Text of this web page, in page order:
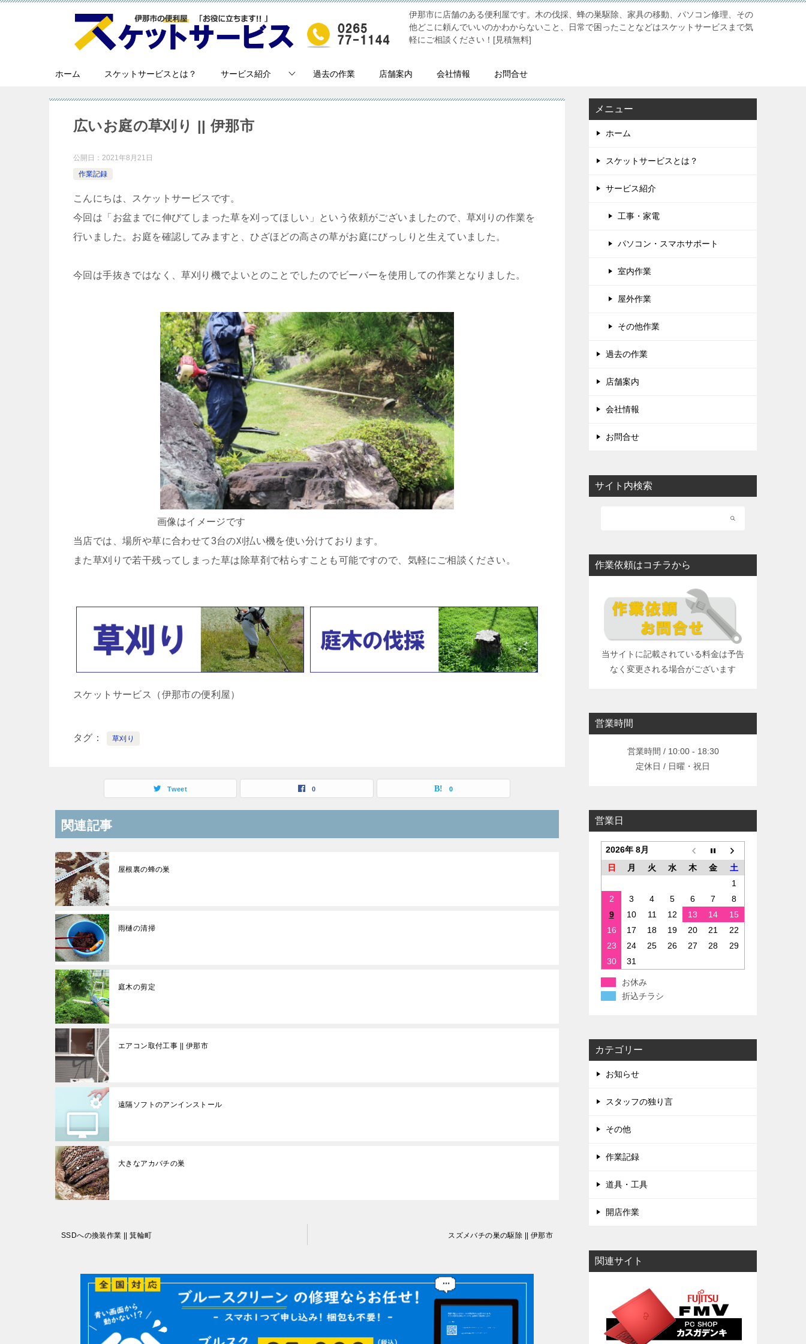
伊那市に店舗のある便利屋です。木の伐採、蜂の巣駆除、家具の移動、パソコン修理、その
他どこに頼んでいいのかわからないこと、日常で困ったことなどはスケットサービスまで気
軽にご相談ください！[見積無料]
ホーム スケットサービスとは？ サービス紹介 過去の作業 店舗案内 会社情報 お問合せ
広いお庭の草刈り || 伊那市
公開日： 2021年8月21日
作業記録
こんにちは、スケットサービスです。
今回は「お盆までに伸びてしまった草を刈ってほしい」という依頼がございましたので、草刈りの作業を
行いました。お庭を確認してみますと、ひざほどの高さの草がお庭にびっしりと生えていました。
今回は手抜きではなく、草刈り機でよいとのことでしたのでビーバーを使用しての作業となりました。
画像はイメージです
当店では、場所や草に合わせて3台の刈払い機を使い分けております。
また草刈りで若干残ってしまった草は除草剤で枯らすことも可能ですので、気軽にご相談ください。
スケットサービス（伊那市の便利屋）
タグ 草刈り
Tweet 0 0
関連記事
屋根裏の蜂の巣
雨樋の清掃
庭木の剪定
エアコン取付工事 || 伊那市
遠隔ソフトのアンインストール
大きなアカバチの巣
投SSDへの換装作業 || 箕輪町 スズメバチの巣の駆除 || 伊那市
メニュー
ホーム
スケットサービスとは？
サービス紹介
工事・家電
パソコン・スマホサポート
室内作業
屋外作業
その他作業
過去の作業
店舗案内
会社情報
お問合せ
サイト内検索
作業依頼はコチラから
当サイトに記載されている料金は予告
なく変更される場合がございます
営業時間
営業時間 / 10:00 - 18:30
定休日 / 日曜・祝日
営業日
2026年 8月
日
月 火 水 木 金
土
1
2
3 4 5 6 7
8
9
10 11 12 13 14
15
16
17 18 19 20 21
22
23
24 25 26 27 28
29
30
31
お休み
折込チラシ
カテゴリー
お知らせ
スタッフの独り言
その他
作業記録
道具・工具
開店作業
関連サイト